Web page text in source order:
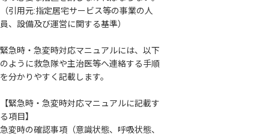
（引用元:指定居宅サービス等の事業の人
員、設備及び運営に関する基準）
緊急時・急変時対応マニュアルには、以下
のように救急隊や主治医等へ連絡する手順
を分かりやすく記載します。
【緊急時・急変時対応マニュアルに記載す
る項目】
急変時の確認事項（意識状態、呼吸状態、